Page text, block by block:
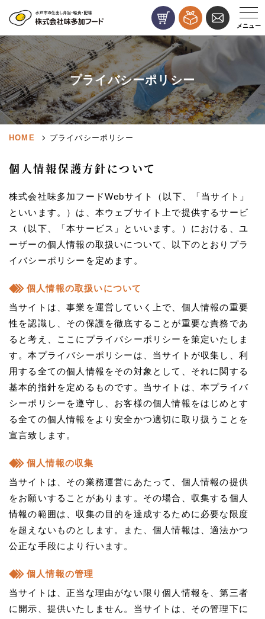
メニュー
Web注文お弁当メニ
お問
プライバシーポリシー
HOME プライバシーポリシー
個人情報保護方針について
株式会社味多加フードWebサイト（以下、「当サイト」
といいます。）は、本ウェブサイト上で提供するサービ
ス（以下、「本サービス」といいます。）における、ユ
ーザーの個人情報の取扱いについて、以下のとおりプラ
イバシーポリシーを定めます。
個人情報の取扱いについて
当サイトは、事業を運営していく上で、個人情報の重要
性を認識し、その保護を徹底することが重要な責務であ
ると考え、ここにプライバシーポリシーを策定いたしま
す。本プライバシーポリシーは、当サイトが収集し、利
用する全ての個人情報をその対象として、それに関する
基本的指針を定めるものです。当サイトは、本プライバ
シーポリシーを遵守し、お客様の個人情報をはじめとす
る全ての個人情報をより安全かつ適切に取り扱うことを
宣言致します。
個人情報の収集
当サイトは、その業務運営にあたって、個人情報の提供
をお願いすることがあります。その場合、収集する個人
情報の範囲は、収集の目的を達成するために必要な限度
を超えないものとします。また、個人情報は、適法かつ
公正な手段により行います。
個人情報の管理
当サイトは、正当な理由がない限り個人情報を、第三者
に開示、提供いたしません。当サイトは、その管理下に